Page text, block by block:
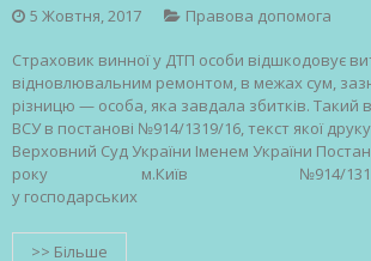
5 Жовтня, 2017 Правова допомога
Страховик винної у ДТП особи відшкодовує
відновлювальним ремонтом, в межах сум,
різницю — особа, яка завдала збитків. Такий
ВСУ в постанові №914/1319/16, текст якої
Верховний Суд України Іменем України
року м.Київ №914/1319/16
у господарських
>> Більше